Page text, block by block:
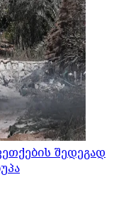
შედეგად